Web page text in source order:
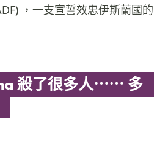
，一支宣誓效忠伊斯蘭國的
殺了很多人⋯⋯ 多